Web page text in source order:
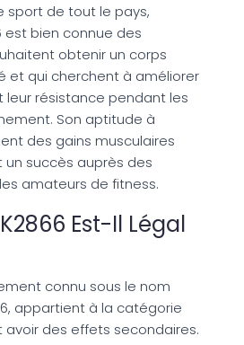
sport de tout le pays,
est bien connue des
obtenir un corps
et qui cherchent à améliorer
leur résistance pendant les
Son aptitude à
des gains musculaires
succès auprès des
amateurs de fitness.
Est-Il Légal
connu sous le nom
appartient à la catégorie
avoir des effets secondaires.